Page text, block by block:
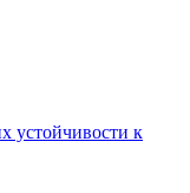
устойчивости к